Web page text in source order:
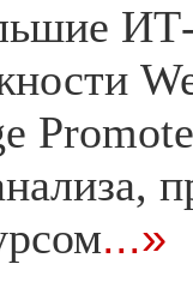
...»